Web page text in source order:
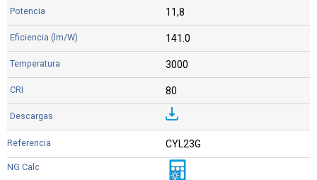
11,8
141.0
3000
80
CYL23G